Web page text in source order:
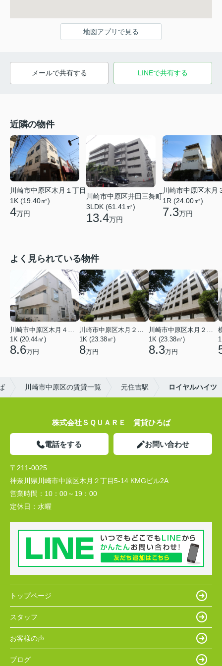
地図アプリで見る
メールで共有する LINEで共有する
近隣の物件
川崎市中原区木月１丁目
1K (19.40㎡)
4万円
川崎市中原区井田三舞町
3LDK (61.41㎡)
13.4万円
川崎市中原区木月
1R (24.00㎡)
7.3万円
よく見られている物件
川崎市中原区木月４丁目
1K (20.44㎡)
8.6万円
川崎市中原区木月２丁目
1K (23.38㎡)
8万円
川崎市中原区木月２丁目
1K (23.38㎡)
8.3万円
川崎市中原区の賃貸一覧 元住吉駅 ロイヤルハイツ
株式会社ＳＱＵＡＲＥ 賃貸ひろば
電話をする お問い合わせ
〒211-0025
神奈川県川崎市中原区木月２丁目5-14 KMGビル2A
営業時間： 10：00～19：00
定休日： 水曜
トップページ
スタッフ
お客様の声
ブログ